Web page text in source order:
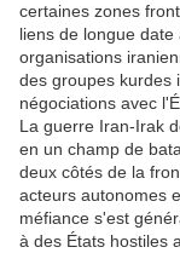
certaines zones
liens de longue
organisations
des groupes kurdes
négociations avec
La guerre Iran-Irak
en un champ de
deux côtés de la
acteurs autonomes
méfiance s'est
à des États hostiles